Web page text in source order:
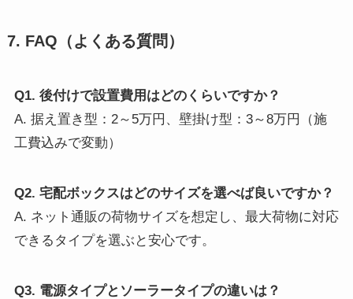
7. FAQ（よくある質問）
Q1. 後付けで設置費用はどのくらいですか？
A. 据え置き型：2～5万円、壁掛け型：3～8万円（施
工費込みで変動）
Q2. 宅配ボックスはどのサイズを選べば良いですか？
A. ネット通販の荷物サイズを想定し、最大荷物に対応
できるタイプを選ぶと安心です。
Q3. 電源タイプとソーラータイプの違いは？